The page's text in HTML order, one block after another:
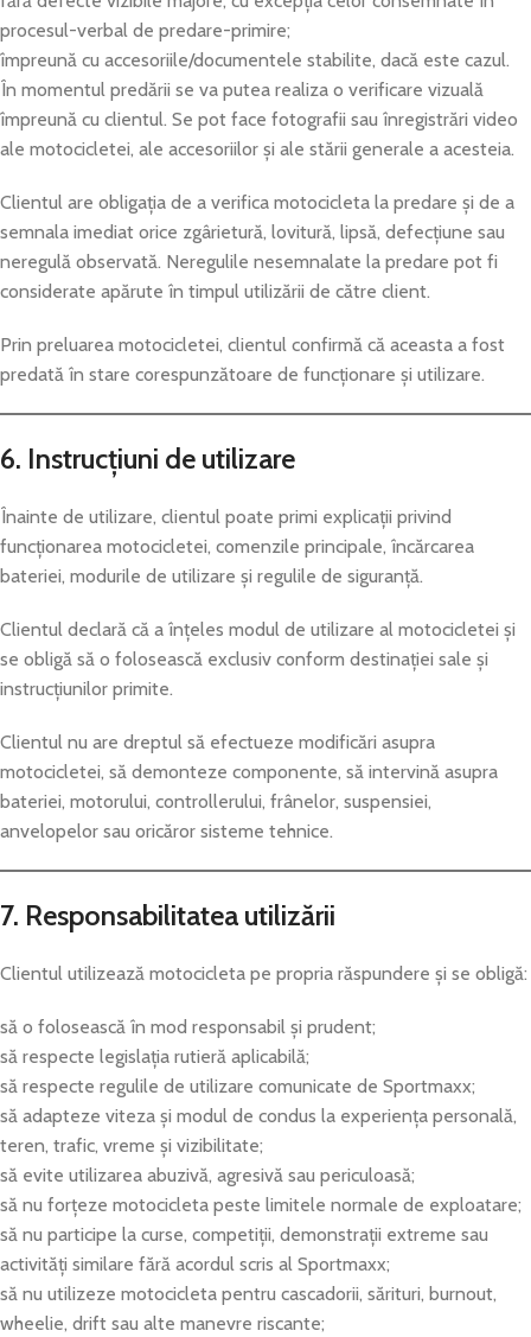
procesul-verbal de predare-primire;
împreună cu accesoriile/documentele stabilite, dacă este cazul.
În momentul predării se va putea realiza o verificare vizuală
împreună cu clientul. Se pot face fotografii sau înregistrări video
ale motocicletei, ale accesoriilor și ale stării generale a acesteia.
Clientul are obligația de a verifica motocicleta la predare și de a
semnala imediat orice zgârietură, lovitură, lipsă, defecțiune sau
neregulă observată. Neregulile nesemnalate la predare pot fi
considerate apărute în timpul utilizării de către client.
Prin preluarea motocicletei, clientul confirmă că aceasta a fost
predată în stare corespunzătoare de funcționare și utilizare.
6. Instrucțiuni de utilizare
Înainte de utilizare, clientul poate primi explicații privind
funcționarea motocicletei, comenzile principale, încărcarea
bateriei, modurile de utilizare și regulile de siguranță.
Clientul declară că a înțeles modul de utilizare al motocicletei și
se obligă să o folosească exclusiv conform destinației sale și
instrucțiunilor primite.
Clientul nu are dreptul să efectueze modificări asupra
motocicletei, să demonteze componente, să intervină asupra
bateriei, motorului, controllerului, frânelor, suspensiei,
anvelopelor sau oricăror sisteme tehnice.
7. Responsabilitatea utilizării
Clientul utilizează motocicleta pe propria răspundere și se obligă:
să o folosească în mod responsabil și prudent;
să respecte legislația rutieră aplicabilă;
să respecte regulile de utilizare comunicate de Sportmaxx;
să adapteze viteza și modul de condus la experiența personală,
teren, trafic, vreme și vizibilitate;
să evite utilizarea abuzivă, agresivă sau periculoasă;
să nu forțeze motocicleta peste limitele normale de exploatare;
să nu participe la curse, competiții, demonstrații extreme sau
activități similare fără acordul scris al Sportmaxx;
să nu utilizeze motocicleta pentru cascadorii, sărituri, burnout,
wheelie, drift sau alte manevre riscante;